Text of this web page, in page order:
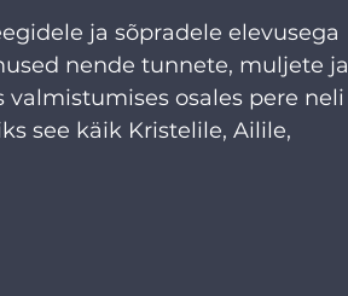
ja sõpradele elevusega
nende tunnete, muljete ja
osales pere neli
see käik Kristelile, Ailile,